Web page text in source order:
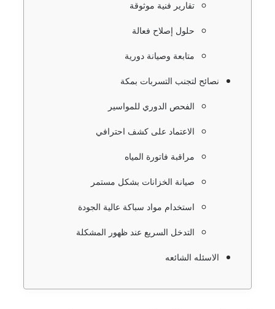
تقارير فنية موثوقة
حلول إصلاح فعالة
متابعة وصيانة دورية
نصائح لتجنب التسربات بمكة
الفحص الدوري للمواسير
الاعتماد على كشف احترافي
مراقبة فاتورة المياه
صيانة الخزانات بشكل مستمر
استخدام مواد سباكة عالية الجودة
التدخل السريع عند ظهور المشكلة
الاسئله الشائعه